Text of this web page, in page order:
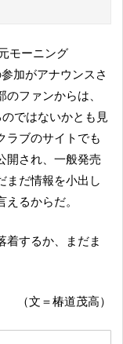
元モーニング
加がアナウンスさ
ファンからは、
ではないかとも見
ラブのサイトでも
開され、一般発売
まだ情報を小出し
るからだ。
（文＝椿道茂高）